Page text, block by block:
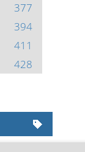
377
394
411
428